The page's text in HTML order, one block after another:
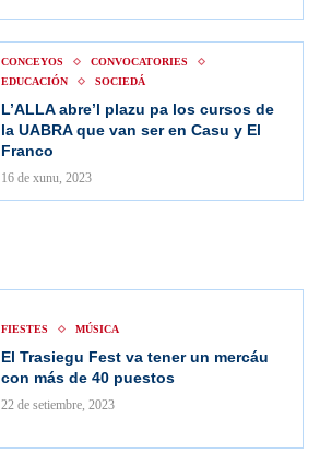
CONCEYOS
CONVOCATORIES
EDUCACIÓN
SOCIEDÁ
L’ALLA abre’l plazu pa los cursos de
la UABRA que van ser en Casu y El
Franco
16 de xunu, 2023
FIESTES MÚSICA
El Trasiegu Fest va tener un mercáu
con más de 40 puestos
22 de setiembre, 2023